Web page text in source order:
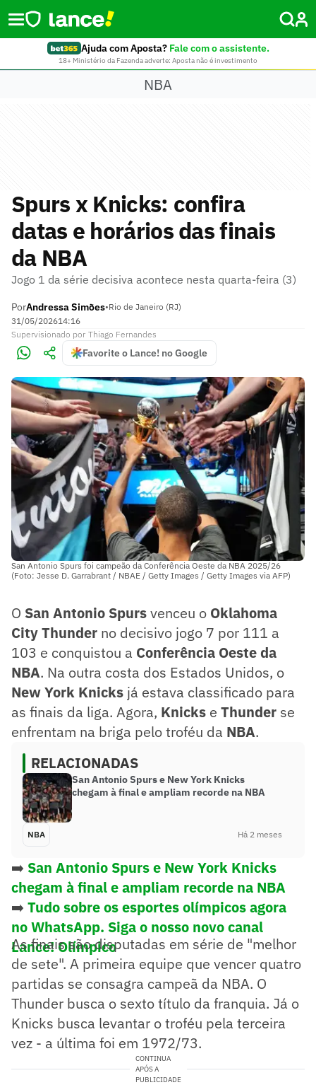
Ajuda com Aposta? Fale com o assistente.
18+ Ministério da Fazenda adverte: Aposta não é investimento
NBA
Spurs x Knicks: confira
datas e horários das finais
da NBA
Jogo 1 da série decisiva acontece nesta quarta-feira (3)
PorAndressa Simões•Rio de Janeiro (RJ)
31/05/202614:16
Supervisionado por Thiago Fernandes
Favorite o Lance! no Google
San Antonio Spurs foi campeão da Conferência Oeste da NBA 2025/26
(Foto: Jesse D. Garrabrant / NBAE / Getty Images / Getty Images via AFP)
O San Antonio Spursvenceu o Oklahoma
City Thunder no decisivo jogo 7 por 111 a
103 e conquistou a Conferência Oeste da
NBA. Na outra costa dos Estados Unidos, o
New York Knicks já estava classificado para
as finais da liga. Agora, Knicks e Thunder se
enfrentam na briga pelo troféu da NBA.
RELACIONADAS
San Antonio Spurs e New York Knicks
chegam à final e ampliam recorde na NBA
NBA Há 2 meses
➡️ San Antonio Spurs e New York Knicks
chegam à final e ampliam recorde na NBA
➡️ Tudo sobre os esportes olímpicos agora
no WhatsApp. Siga o nosso novo canal
Lance! Olímpico
As finais são disputadas em série de "melhor
de sete". A primeira equipe que vencer quatro
partidas se consagra campeã da NBA. O
Thunder busca o sexto título da franquia. Já o
Knicks busca levantar o troféu pela terceira
vez - a última foi em 1972/73.
CONTINUA
APÓS A
PUBLICIDADE